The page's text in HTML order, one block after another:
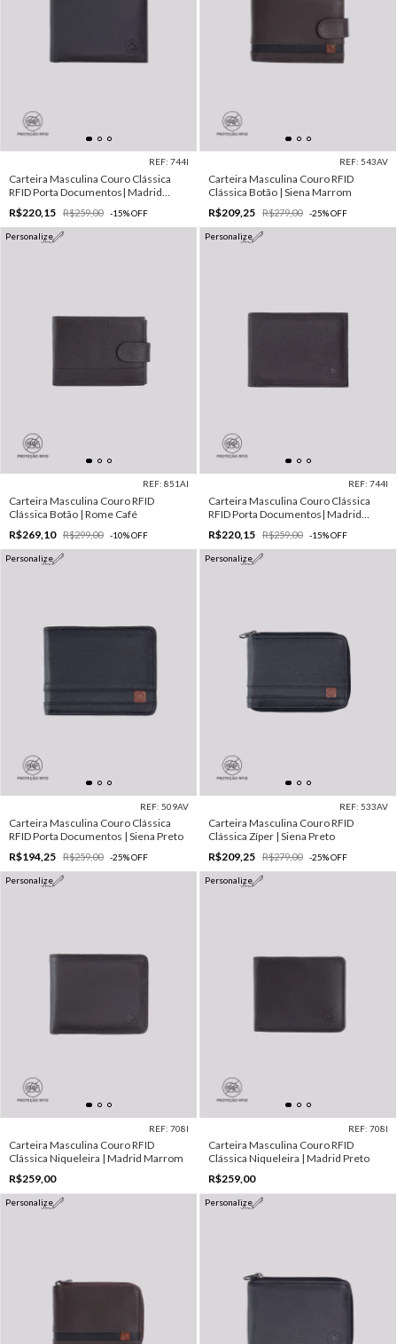
REF: 744I
Carteira Masculina Couro Clássica
RFID Porta Documentos| Madrid
Preto
R$220,15 R$259,00 -15%OFF
REF: 543AV
Carteira Masculina Couro RFID
Clássica Botão | Siena Marrom
R$209,25
R$279,00 -25%OFF
Personalize
REF: 851AI
Carteira Masculina Couro RFID
Clássica Botão | Rome Café
R$269,10
R$299,00 -10%OFF
Personalize
REF: 744I
Carteira Masculina Couro Clássica
RFID Porta Documentos| Madrid
Marrom
R$220,15 R$259,00 -15%OFF
Personalize
REF: 509AV
Carteira Masculina Couro Clássica
RFID Porta Documentos | Siena Preto
R$194,25
R$259,00 -25%OFF
Personalize
REF: 533AV
Carteira Masculina Couro RFID
Clássica Zíper | Siena Preto
R$209,25
R$279,00 -25%OFF
Personalize
REF: 708I
Carteira Masculina Couro RFID
Clássica Niqueleira | Madrid Marrom
R$259,00
Personalize
REF: 708I
Carteira Masculina Couro RFID
Clássica Niqueleira | Madrid Preto
R$259,00
Personalize Personalize